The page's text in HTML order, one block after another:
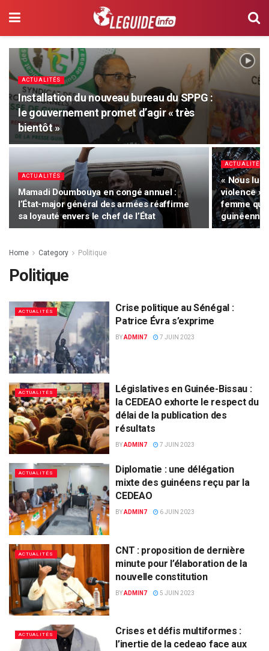
ACTUALITÉS
Installation du nouveau bureau du SPPG :
le gouvernement promet d’agir « très
bientôt »
ACTUALITÉS
Mamadi Doumbouya en congé annuel :
l’État-major général des armées réaffirme
sa loyauté envers le chef de l’État
ACTUALITÉS
« Nous lui
violence »
femme qui
guinéenne
Home Category Politique
Politique
ACTUALITÉS
Crise politique au Sénégal :
Patrice Évra s’exprime
BYADMIN7 7 JUIN 2023
ACTUALITÉS
Législatives en Guinée-Bissau :
la CEDEAO exhorte le respect du
délai de la publication des
résultats
BYADMIN7 7 JUIN 2023
ACTUALITÉS
Diplomatie : une délégation
mixte des guinéens reçu par la
CEDEAO
BYADMIN7 6 JUIN 2023
ACTUALITÉS
CNT : proposition de dernière
minute pour l’élaboration de la
nouvelle constitution
BYADMIN7 5 JUIN 2023
ACTUALITÉS
Crises et défis multiformes :
l’inertie de la cedeao face aux